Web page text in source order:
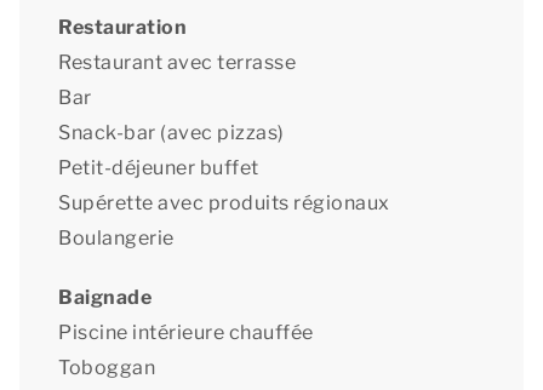
Restauration
Restaurant avec terrasse
Bar
Snack-bar (avec pizzas)
Petit-déjeuner buffet
Supérette avec produits régionaux
Boulangerie
Baignade
Piscine intérieure chauffée
Toboggan